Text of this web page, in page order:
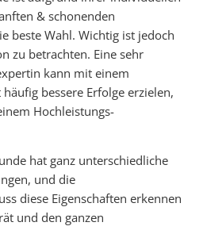
& schonenden
beste Wahl. Wichtig ist jedoch
zu betrachten. Eine sehr
kann mit einem
bessere Erfolge erzielen,
Hochleistungs-
hat ganz unterschiedliche
und die
diese Eigenschaften erkennen
und den ganzen